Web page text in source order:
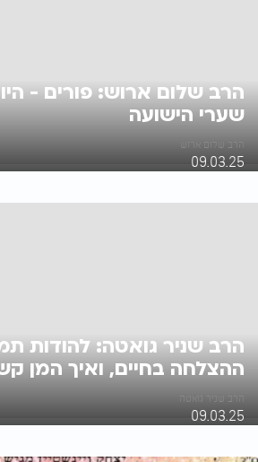
הרב שלום ארוש: פורים -
שערי הישועה
הרב שלום ארוש
09.03.25
הרב שניר גואטה: להודות
ההצלחה בחיים, ואיך המן
הרב שניר גואטה
09.03.25